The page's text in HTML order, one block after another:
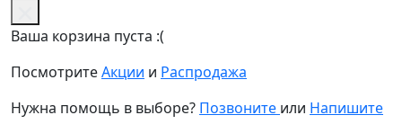
Ваша корзина пуста :(
ПосмотритеАкции и Распродажа
Нужна помощь в выборе? Позвоните или Напишите